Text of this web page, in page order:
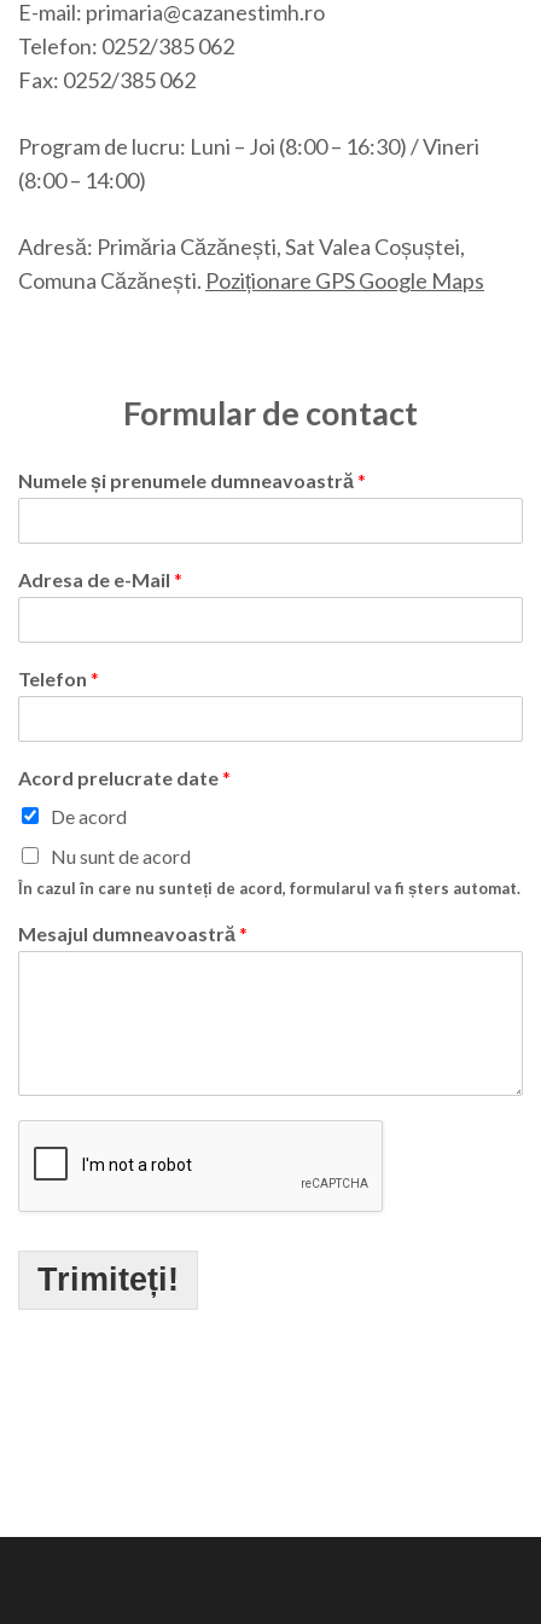
E-mail: primaria@cazanestimh.ro
Telefon: 0252/385 062
Fax: 0252/385 062
Program de lucru: Luni – Joi (8:00 – 16:30) / Vineri
(8:00 – 14:00)
Adresă: Primăria Căzănești, Sat Valea Coșuștei,
Comuna Căzănești. Poziționare GPS Google Maps
Formular de contact
Numele și prenumele dumneavoastră*
Adresa de e-Mail *
Telefon *
Acord prelucrate date*
De acord
Nu sunt de acord
În cazul în care nu sunteți de acord, formularul va fi șters automat.
Mesajul dumneavoastră*
Trimiteți!